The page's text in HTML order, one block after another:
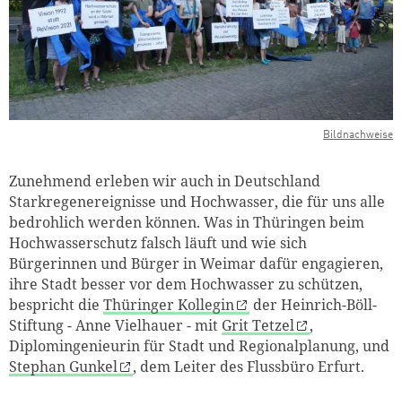
Bildnachweise
Zunehmend erleben wir auch in Deutschland
Starkregenereignisse und Hochwasser, die für uns alle
bedrohlich werden können. Was in Thüringen beim
Hochwasserschutz falsch läuft und wie sich
Bürgerinnen und Bürger in Weimar dafür engagieren,
ihre Stadt besser vor dem Hochwasser zu schützen,
bespricht die Thüringer Kollegin
der Heinrich-Böll-
Stiftung - Anne Vielhauer - mit Grit Tetzel
,
Diplomingenieurin für Stadt und Regionalplanung, und
Stephan Gunkel
, dem Leiter des Flussbüro Erfurt.